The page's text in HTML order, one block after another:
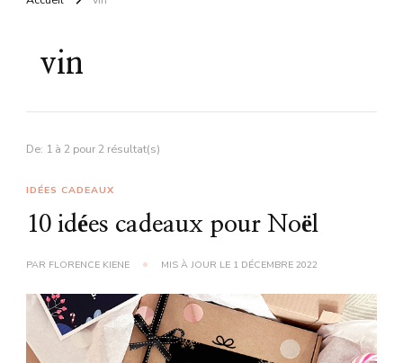
vin
De: 1 à 2 pour 2 résultat(s)
IDÉES CADEAUX
10 idées cadeaux pour Noël
PAR FLORENCE KIENE MIS À JOUR LE 1 DÉCEMBRE 2022